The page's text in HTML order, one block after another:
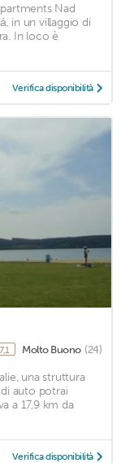
Nad
in un villaggio di
In loco è
Verifica disponibilità
7,1 Molto Buono (24)
una struttura
auto potrai
a 17,9 km da
Verifica disponibilità